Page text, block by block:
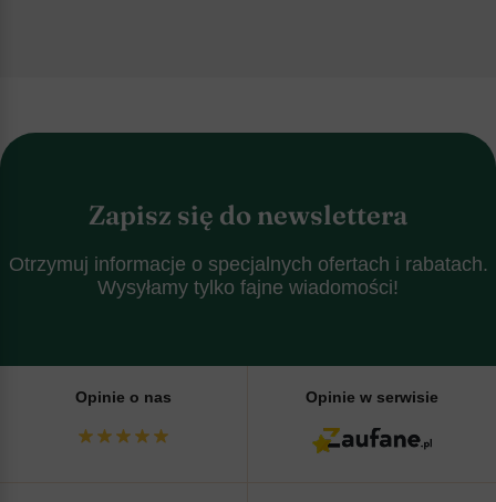
Zapisz się do newslettera
Otrzymuj informacje o specjalnych ofertach i rabatach.
Wysyłamy tylko fajne wiadomości!
Opinie o nas Opinie w serwisie